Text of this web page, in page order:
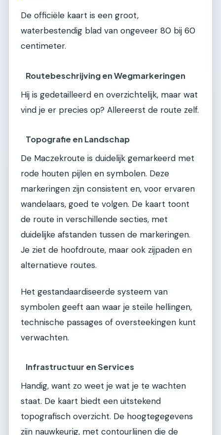
De officiële kaart is een groot,
waterbestendig blad van ongeveer 80 bij 60
centimeter.
Routebeschrijving en Wegmarkeringen
Hij is gedetailleerd en overzichtelijk, maar wat
vind je er precies op? Allereerst de route zelf.
Topografie en Landschap
De Maczekroute is duidelijk gemarkeerd met
rode houten pijlen en symbolen. Deze
markeringen zijn consistent en, voor ervaren
wandelaars, goed te volgen. De kaart toont
de route in verschillende secties, met
duidelijke afstanden tussen de markeringen.
Je ziet de hoofdroute, maar ook zijpaden en
alternatieve routes.
Het gestandaardiseerde systeem van
symbolen geeft aan waar je steile hellingen,
technische passages of oversteekingen kunt
verwachten.
Infrastructuur en Services
Handig, want zo weet je wat je te wachten
staat. De kaart biedt een uitstekend
topografisch overzicht. De hoogtegegevens
zijn nauwkeurig, met contourlijnen die de